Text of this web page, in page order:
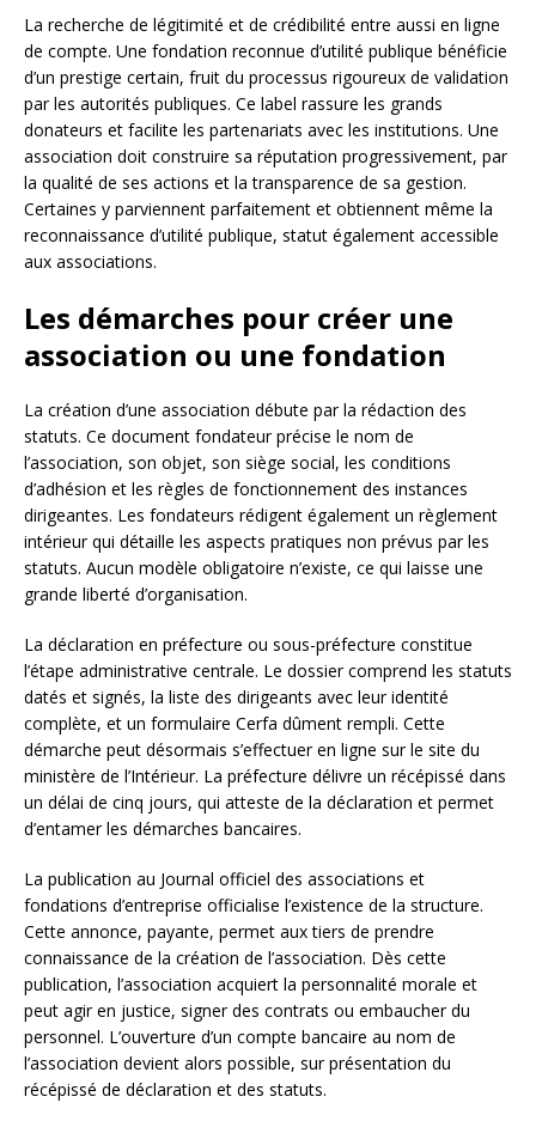
La recherche de légitimité et de crédibilité entre aussi en ligne
de compte. Une fondation reconnue d’utilité publique bénéficie
d’un prestige certain, fruit du processus rigoureux de validation
par les autorités publiques. Ce label rassure les grands
donateurs et facilite les partenariats avec les institutions. Une
association doit construire sa réputation progressivement, par
la qualité de ses actions et la transparence de sa gestion.
Certaines y parviennent parfaitement et obtiennent même la
reconnaissance d’utilité publique, statut également accessible
aux associations.
Les démarches pour créer une
association ou une fondation
La création d’une association débute par la rédaction des
statuts. Ce document fondateur précise le nom de
l’association, son objet, son siège social, les conditions
d’adhésion et les règles de fonctionnement des instances
dirigeantes. Les fondateurs rédigent également un règlement
intérieur qui détaille les aspects pratiques non prévus par les
statuts. Aucun modèle obligatoire n’existe, ce qui laisse une
grande liberté d’organisation.
La déclaration en préfecture ou sous-préfecture constitue
l’étape administrative centrale. Le dossier comprend les statuts
datés et signés, la liste des dirigeants avec leur identité
complète, et un formulaire Cerfa dûment rempli. Cette
démarche peut désormais s’effectuer en ligne sur le site du
ministère de l’Intérieur. La préfecture délivre un récépissé dans
un délai de cinq jours, qui atteste de la déclaration et permet
d’entamer les démarches bancaires.
La publication au Journal officiel des associations et
fondations d’entreprise officialise l’existence de la structure.
Cette annonce, payante, permet aux tiers de prendre
connaissance de la création de l’association. Dès cette
publication, l’association acquiert la personnalité morale et
peut agir en justice, signer des contrats ou embaucher du
personnel. L’ouverture d’un compte bancaire au nom de
l’association devient alors possible, sur présentation du
récépissé de déclaration et des statuts.